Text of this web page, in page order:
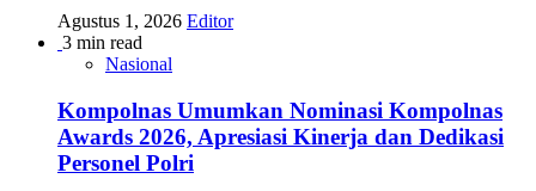
Agustus 1, 2026 Editor
3 min read
Nasional
Kompolnas Umumkan Nominasi Kompolnas
Awards 2026, Apresiasi Kinerja dan Dedikasi
Personel Polri